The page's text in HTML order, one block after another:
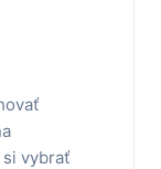
vybrať